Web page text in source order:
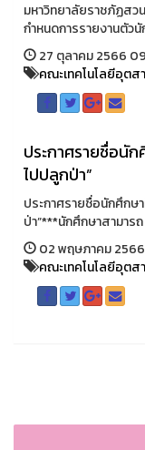
มหาวิทยาลัยราชภัฏสว
กำหนดการรายงานตัว
27 ตุลาคม 2566
คณะเทคโนโลยีอุตส
ประกาศรายชื่อนัก
ไปปลูกป่า”
ประกาศรายชื่อนักศึกษ
ป่า”***นักศึกษาสามาร
02 พฤษภาคม 2566
คณะเทคโนโลยีอุตส